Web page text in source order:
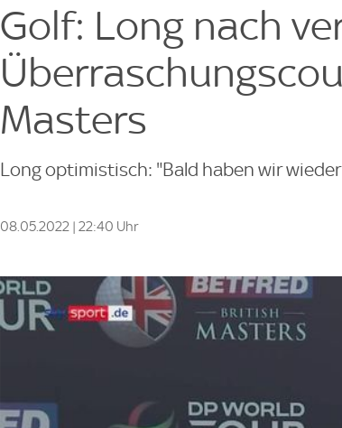
Golf: Long nach
Masters
Long optimistisch: "Bald haben wir
08.05.2022 | 22:40 Uhr